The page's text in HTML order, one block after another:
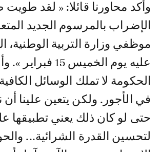
وأكد محاورنا قائلا: « لقد
الإضراب بالمرسوم الجديد
موظفي وزارة التربية الوطنية،
عليه يوم الخميس 15
الحكومة لا تملك الوسائل
في الأجور. ولكن يتعين علينا أن
حتى لو كان ذلك يعني تطبيقها
لتحسين القدرة الشرائية...